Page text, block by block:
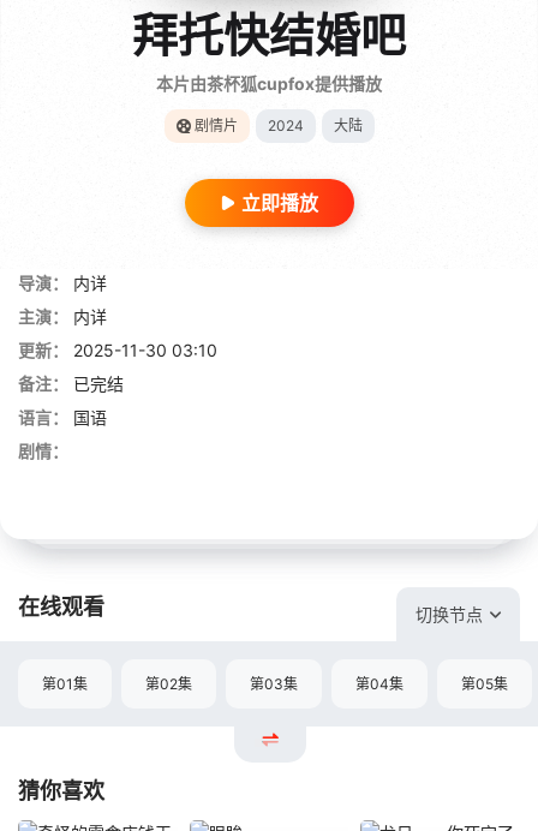
拜托快结婚吧
本片由茶杯狐cupfox提供播放
剧情片 2024 大陆
立即播放
导演：
内详
主演：
内详
更新：
2025-11-30 03:10
备注：
已完结
语言：
国语
剧情：
在线观看 切换节点
第01集 第02集 第03集 第04集 第05集
猜你喜欢